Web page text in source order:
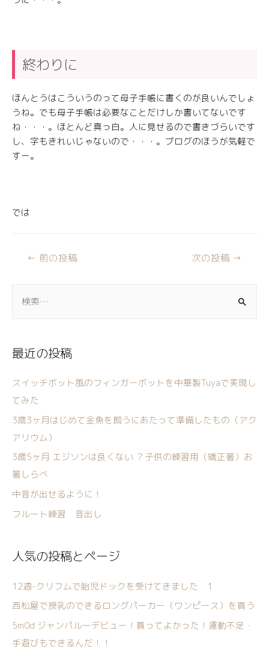
終わりに
ほんとうはこういうのって母子手帳に書くのが良いんでしょ
うね。でも母子手帳は必要なことだけしか書いてないです
ね・・・。ほとんど真っ白。人に見せるので書きづらいです
し、字もきれいじゃないので・・・。ブログのほうが気軽で
すー。
では
← 前の投稿 次の投稿 →
最近の投稿
スイッチボット風のフィンガーボットを中華製Tuyaで実現し
てみた
3歳3ヶ月はじめて金魚を飼うにあたって準備したもの（アク
アリウム）
3歳5ヶ月 エジソンは良くない ？子供の練習用（矯正箸）お
箸しらべ
中音が出せるように！
フルート練習 音出し
人気の投稿とページ
12週-クリフムで胎児ドックを受けてきました 1
西松屋で授乳のできるロングパーカー（ワンピース）を買う
5m0d ジャンパルーデビュー！買ってよかった！運動不足・
手遊びもできるんだ！！